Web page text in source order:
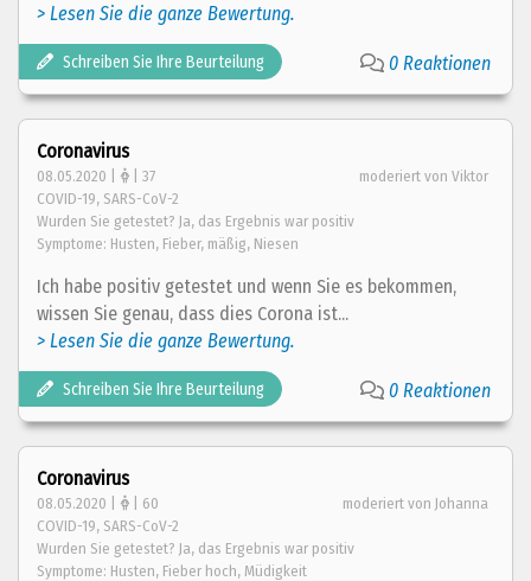
> Lesen Sie die ganze Bewertung.
Schreiben Sie Ihre Beurteilung 0 Reaktionen
Coronavirus
08.05.2020 | | 37
moderiert von Viktor
COVID-19, SARS-CoV-2
Wurden Sie getestet? Ja, das Ergebnis war positiv
Symptome: Husten, Fieber, mäßig, Niesen
Ich habe positiv getestet und wenn Sie es bekommen,
wissen Sie genau, dass dies Corona ist...
> Lesen Sie die ganze Bewertung.
Schreiben Sie Ihre Beurteilung 0 Reaktionen
Coronavirus
08.05.2020 | | 60
moderiert von Johanna
COVID-19, SARS-CoV-2
Wurden Sie getestet? Ja, das Ergebnis war positiv
Symptome: Husten, Fieber hoch, Müdigkeit